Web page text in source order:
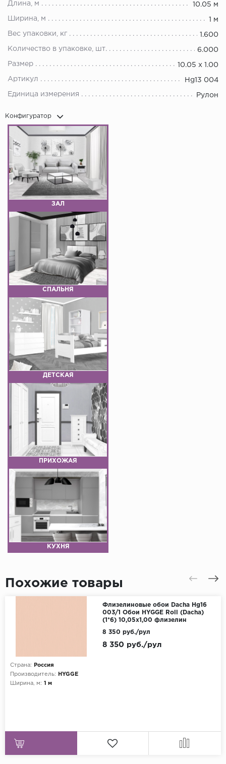
Длина, м 10.05 м
Ширина, м 1 м
Вес упаковки, кг 1.600
Количество в упаковке, шт. 6.000
Размер 10.05 х 1.00
Артикул Hg13 004
Единица измерения Рулон
Конфигуратор
ЗАЛ
СПАЛЬНЯ
ДЕТСКАЯ
ПРИХОЖАЯ
КУХНЯ
Похожие товары
Флизелиновые обои Dacha Hg16
003/1 Обои HYGGE Roll (Dacha)
(1*6) 10,05x1,00 флизелин
Страна:
Россия
Производитель:
HYGGE
Ширина, м: 1 м
8 350 руб./рул
8 350 руб./рул